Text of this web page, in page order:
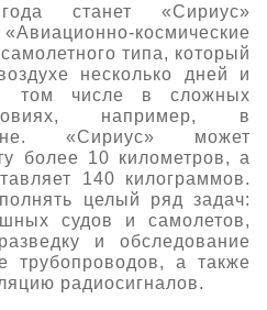
станет «Сириус»
космические
типа, который
несколько дней и
том числе в сложных
например, в
«Сириус» может
более 10 километров, а
140 килограммов.
целый ряд задач:
судов и самолетов,
и обследование
трубопроводов, а также
радиосигналов.